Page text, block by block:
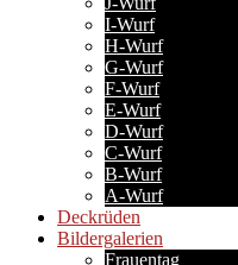
I-Wurf
H-Wurf
G-Wurf
F-Wurf
E-Wurf
D-Wurf
C-Wurf
B-Wurf
A-Wurf
Deckrüden
Bildergalerien
Frauentag